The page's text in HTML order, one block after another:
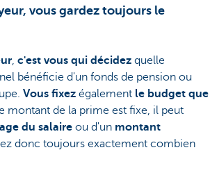
vous gardez toujours le
, c'est vous qui décidez quelle
bénéficie d'un fonds de pension ou
Vous fixez également le budget que
montant de la prime est fixe, il peut
du salaire ou d'un montant
donc toujours exactement combien